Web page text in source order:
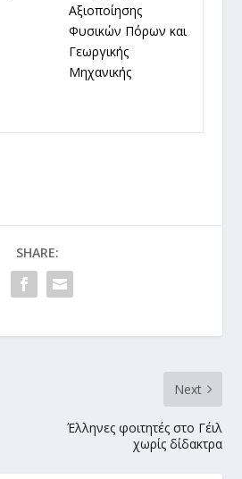
Αξιοποίησης
Φυσικών Πόρων και
Γεωργικής
Μηχανικής
SHARE:
Next
Έλληνες φοιτητές στο Γέιλ
χωρίς δίδακτρα